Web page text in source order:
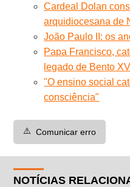
Cardeal Dolan
arquidiocesana de
João Paulo II: os
Papa Francisco,
legado de Bento
"O ensino social
consciência"
⚠️ Comunicar erro
NOTÍCIAS